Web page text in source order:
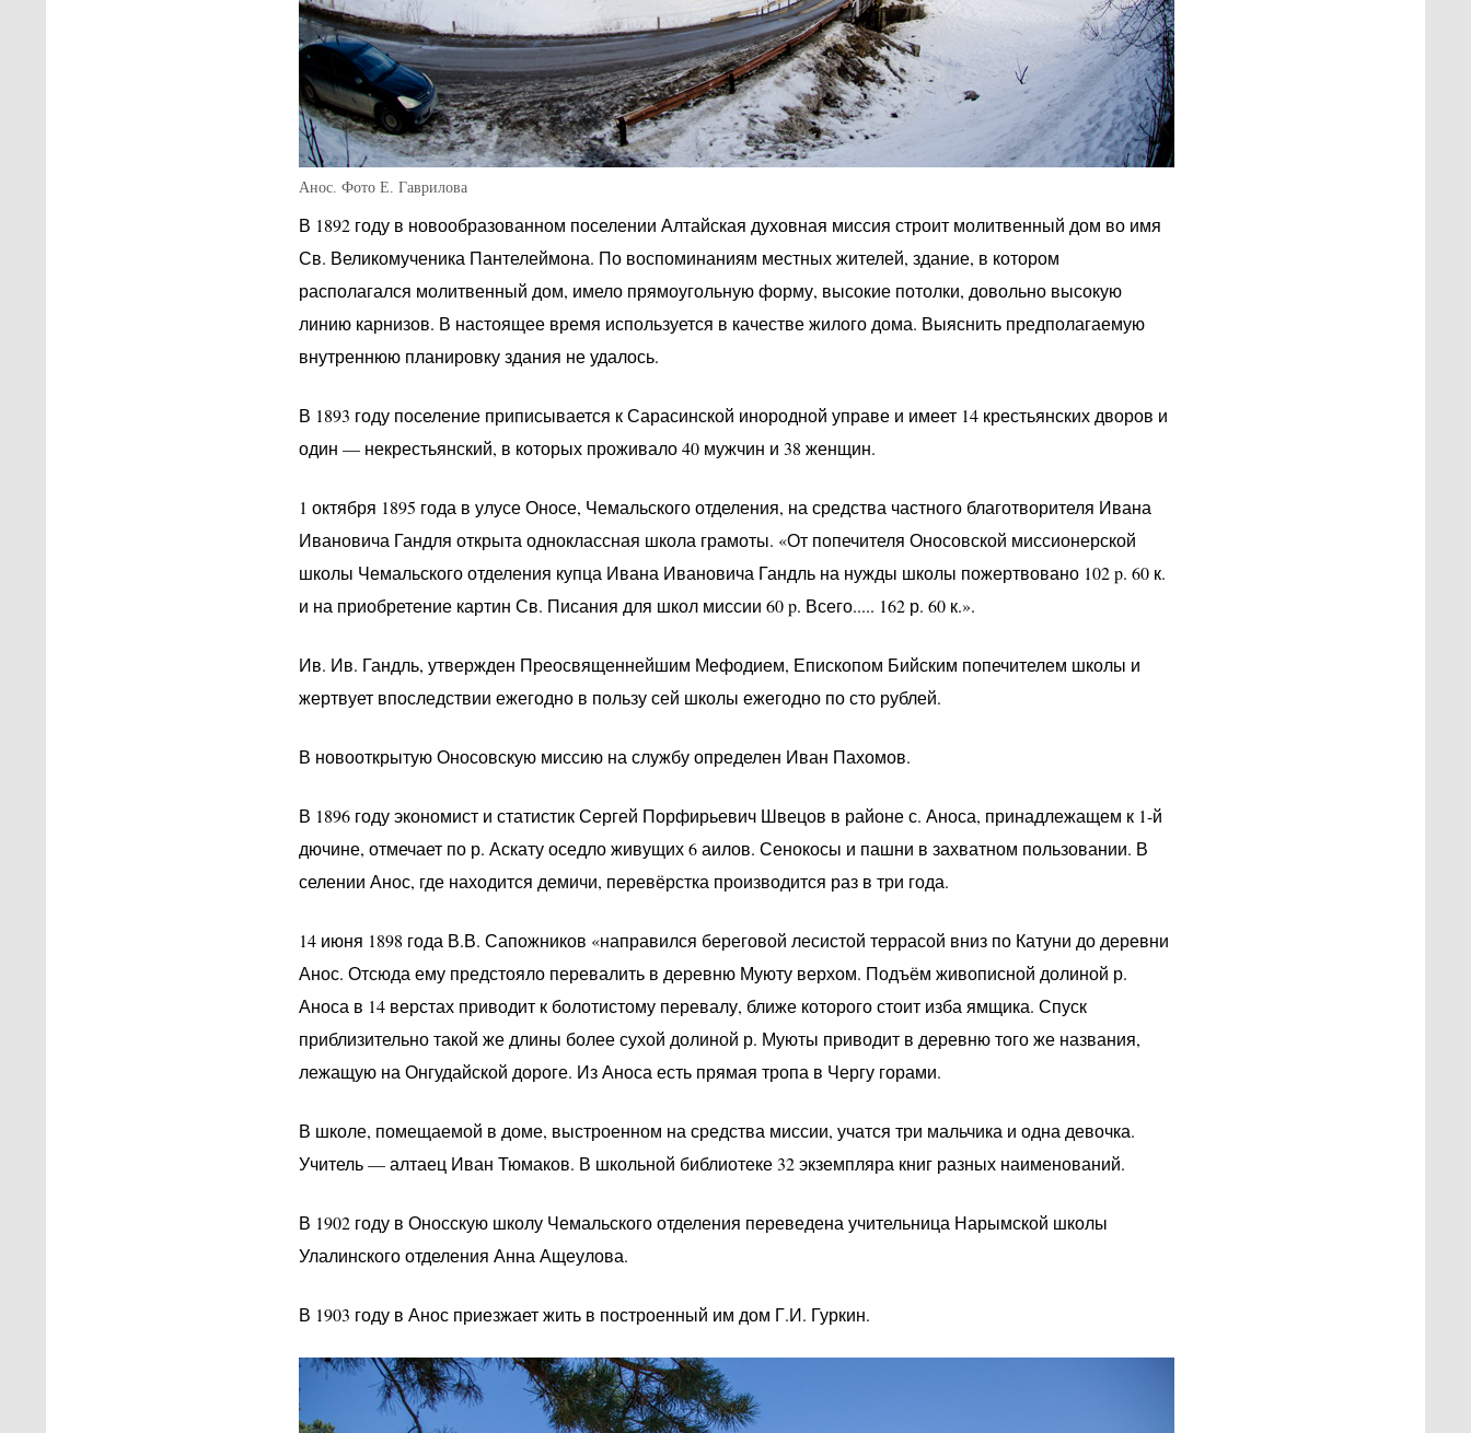
Анос. Фото Е. Гаврилова
В 1892 году в новообразованном поселении Алтайская духовная миссия строит молитвенный дом во имя
Св. Великомученика Пантелеймона. По воспоминаниям местных жителей, здание, в котором
располагался молитвенный дом, имело прямоугольную форму, высокие потолки, довольно высокую
линию карнизов. В настоящее время используется в качестве жилого дома. Выяснить предполагаемую
внутреннюю планировку здания не удалось.
В 1893 году поселение приписывается к Сарасинской инородной управе и имеет 14 крестьянских дворов и
один — некрестьянский, в которых проживало 40 мужчин и 38 женщин.
1 октября 1895 года в улусе Оносе, Чемальского отделения, на средства частного благотворителя Ивана
Ивановича Гандля открыта одноклассная школа грамоты. «От попечителя Оносовской миссионерской
школы Чемальского отделения купца Ивана Ивановича Гандль на нужды школы пожертвовано 102 p. 60 к.
и на приобретение картин Св. Писания для школ миссии 60 p. Всего..... 162 р. 60 к.».
Ив. Ив. Гандль, утвержден Преосвященнейшим Мефодием, Епископом Бийским попечителем школы и
жертвует впоследствии ежегодно в пользу сей школы ежегодно по сто рублей.
В новооткрытую Оносовскую миссию на службу определен Иван Пахомов.
В 1896 году экономист и статистик Сергей Порфирьевич Швецов в районе с. Аноса, принадлежащем к 1-й
дючине, отмечает по р. Аскату оседло живущих 6 аилов. Сенокосы и пашни в захватном пользовании. В
селении Анос, где находится демичи, перевёрстка производится раз в три года.
14 июня 1898 года В.В. Сапожников «направился береговой лесистой террасой вниз по Катуни до деревни
Анос. Отсюда ему предстояло перевалить в деревню Муюту верхом. Подъём живописной долиной р.
Аноса в 14 верстах приводит к болотистому перевалу, ближе которого стоит изба ямщика. Спуск
приблизительно такой же длины более сухой долиной р. Муюты приводит в деревню того же названия,
лежащую на Онгудайской дороге. Из Аноса есть прямая тропа в Чергу горами.
В школе, помещаемой в доме, выстроенном на средства миссии, учатся три мальчика и одна девочка.
Учитель — алтаец Иван Тюмаков. В школьной библиотеке 32 экземпляра книг разных наименований.
В 1902 году в Оносскую школу Чемальского отделения переведена учительница Нарымской школы
Улалинского отделения Анна Ащеулова.
В 1903 году в Анос приезжает жить в построенный им дом Г.И. Гуркин.